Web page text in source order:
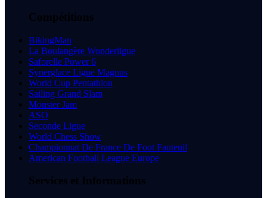
Compétitions
BikingMan
La Boulangère Wonderligue
Saforelle Power 6
Synerglace Ligue Magnus
World Cup Pentathlon
Sailing Grand Slam
Monster Jam
ASO
Seconde Ligue
World Chess Show
Championnat De France De Foot Fauteuil
American Football League Europe
Services et Informations